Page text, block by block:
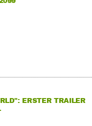
ERSTER TRAILER